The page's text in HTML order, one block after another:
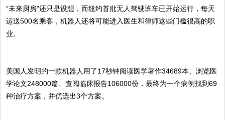
“未来厨房”还只是设想，而纽约首批无人驾驶班车已开始运行，每天
运送500名乘客，机器人还将可能进入医生和律师这些门槛很高的职
业。
美国人发明的一款机器人用了17秒钟阅读医学著作34689本、浏览医
学论文248000篇、查阅临床报告106000份，最终为一个病例找到69
种治疗方案，并优选出3个方案。